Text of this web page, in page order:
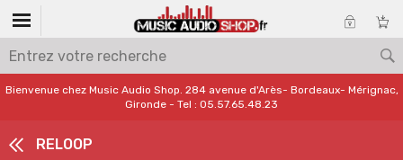
Bienvenue chez Music Audio Shop. 284 avenue d'Arès- Bordeaux- Mérignac,
Gironde - Tel : 05.57.65.48.23
RELOOP